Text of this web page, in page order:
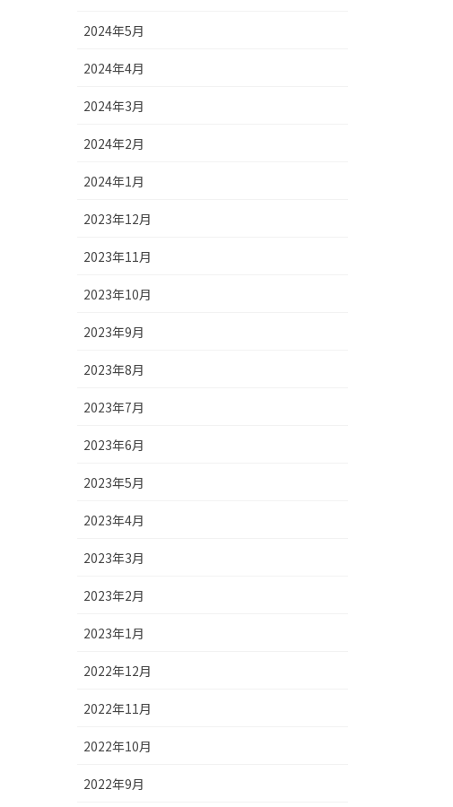
2024年5月
2024年4月
2024年3月
2024年2月
2024年1月
2023年12月
2023年11月
2023年10月
2023年9月
2023年8月
2023年7月
2023年6月
2023年5月
2023年4月
2023年3月
2023年2月
2023年1月
2022年12月
2022年11月
2022年10月
2022年9月